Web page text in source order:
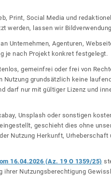
Print, Social Media und
werden, lassen wir
Unternehmen, Agenturen,
je nach Projekt konkret festgelegt.
gemeinfrei oder frei von
Nutzung grundsätzlich keine
darf nur mit gültiger Lizenz und
Unsplash oder sonstigen
geschieht dies ohne
Nutzung Herkunft,
16.04.2026 (Az. 19 O 1359/25)
Nutzungsberechtigung